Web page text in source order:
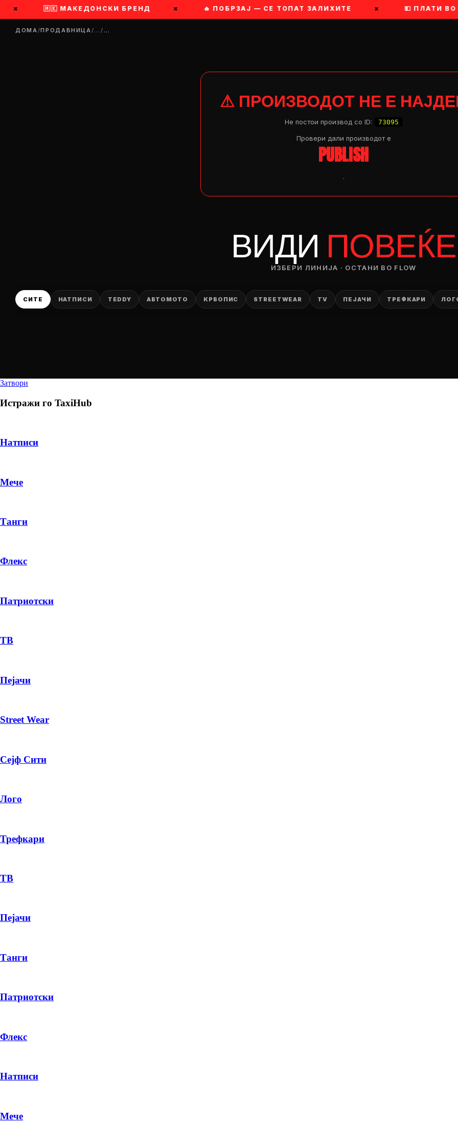
🇲🇰 МАКЕДОНСКИ БРЕНД 🔥 ПОБРЗАЈ — СЕ ТОПАТ ЗАЛИХИТЕ 💵 ПЛАТИ ВО
ДОМА/ПРОДАВНИЦА/…/…
⚠ ПРОИЗВОДОТ НЕ Е
Не постои производ со ID: 73095
Провери дали производот e
PUBLISH
.
ВИДИ ПОВЕЌЕ
ИЗБЕРИ ЛИНИЈА · ОСТАНИ ВО FLOW
СИТЕ НАТПИСИ TEDDY АВТОМОТО КРВОПИС STREETWEAR TV ПЕЈАЧИ ТРЕФКАРИ
Затвори
Истражи го TaxiHub
Натписи
Мече
Танги
Флекс
Патриотски
ТВ
Пејачи
Street Wear
Сејф Сити
Лого
Трефкари
ТВ
Пејачи
Танги
Патриотски
Флекс
Натписи
Мече